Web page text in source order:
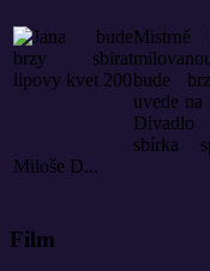
Mistrně
bude
uvede na
Divadlo
sbírka
Miloše D...
Film